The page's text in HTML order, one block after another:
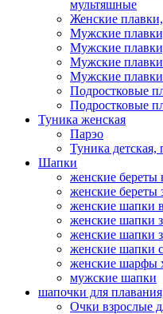
мультяшные
Женские
Мужские
Мужские
Мужские
Мужские
Подростковые
Подростковые
Туникa женская
Парэо
Туника детская,
Шапки
женские береты
женские береты
женские шапки
женские шапки
женские шапки
женские шапки
женские шарфы
мужские шапки
шапочки для
Очки взрослые